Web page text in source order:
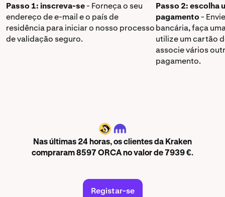
Passo 1: inscreva-se- Forneça o seu
endereço de e-mail e o país de
residência para iniciar o nosso processo
de validação seguro.
Passo 2: escolha
pagamento-
bancária, faça
utilize um cartão
associe vários
pagamento.
ORCA
Nas últimas 24 horas, os clientes da Kraken
compraram 8597 ORCA no valor de 7939 €.
Registar-se